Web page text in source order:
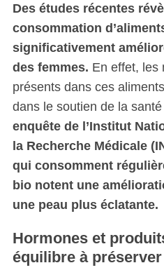
Des études récentes
consommation
significativement
des femmes. En effet, les
présents dans ces
dans le soutien de la
enquête de l’Institut
la Recherche Médicale
qui consomment
bio notent une
une peau plus éclatante.
Hormones et
équilibre à préserver